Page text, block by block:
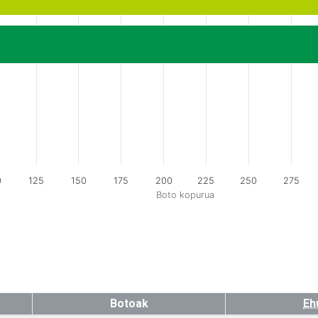
Boto kopurua
125 150 175 200 225 250 275
Botoak